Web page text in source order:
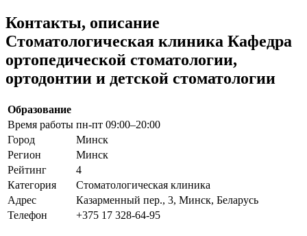
Контакты, описание
Стоматологическая клиника Кафедра
ортопедической стоматологии,
ортодонтии и детской стоматологии
Образование
Время работы пн-пт 09:00–20:00
Город
Минск
Регион
Минск
Рейтинг
4
Категория
Стоматологическая клиника
Адрес
Казарменный пер., 3, Минск, Беларусь
Телефон
+375 17 328-64-95